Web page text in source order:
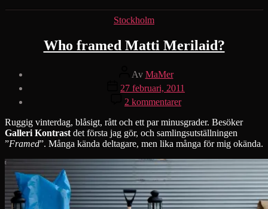
Kategorier
Stockholm
Who framed Matti Merilaid?
Inläggsförfattare
Av MaMer
Inläggsdatum
27 februari, 2011
2 kommentarertill
Who
framed
Matti
Merilaid?
Ruggig vinterdag, blåsigt, rått och ett par minusgrader. Besöker
Galleri Kontrast det första jag gör, och samlingsutställningen
”Framed”. Många kända deltagare, men lika många för mig okända.